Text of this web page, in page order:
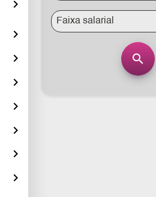
Faixa salarial
search